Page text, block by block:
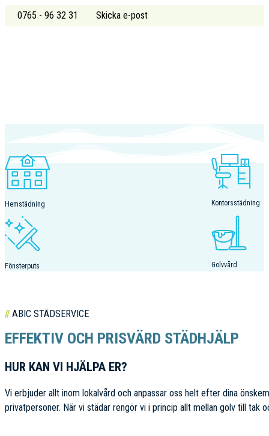
0765 - 96 32 31 Skicka e-post
Hemstädning Kontorsstädning
Fönsterputs Golvvård
ABIC STÄDSERVICE
EFFEKTIV OCH PRISVÄRD STÄDHJÄLP
HUR KAN VI HJÄLPA ER?
Vi erbjuder allt inom lokalvård och anpassar oss helt efter dina
privatpersoner. När vi städar rengör vi i princip allt mellan golv till tak